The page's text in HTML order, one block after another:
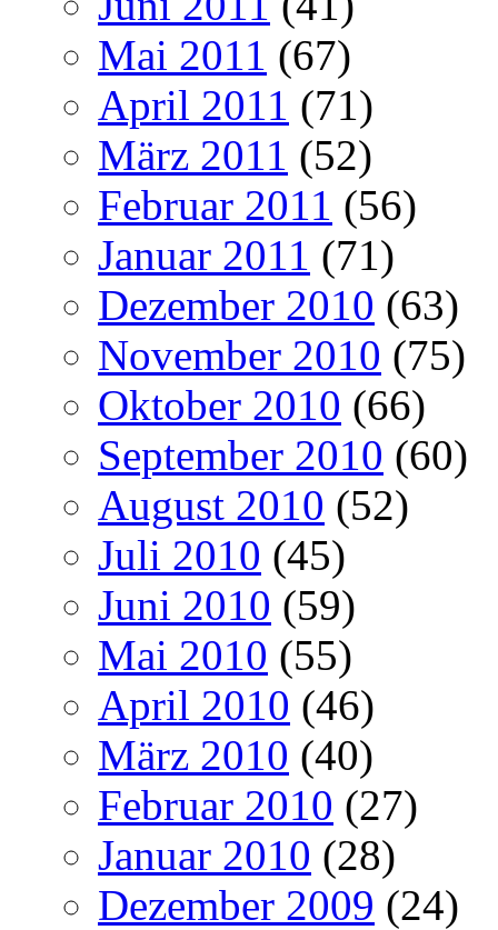
Mai 2011 (67)
April 2011 (71)
März 2011 (52)
Februar 2011 (56)
Januar 2011 (71)
Dezember 2010 (63)
November 2010 (75)
Oktober 2010 (66)
September 2010 (60)
August 2010 (52)
Juli 2010 (45)
Juni 2010 (59)
Mai 2010 (55)
April 2010 (46)
März 2010 (40)
Februar 2010 (27)
Januar 2010 (28)
Dezember 2009 (24)